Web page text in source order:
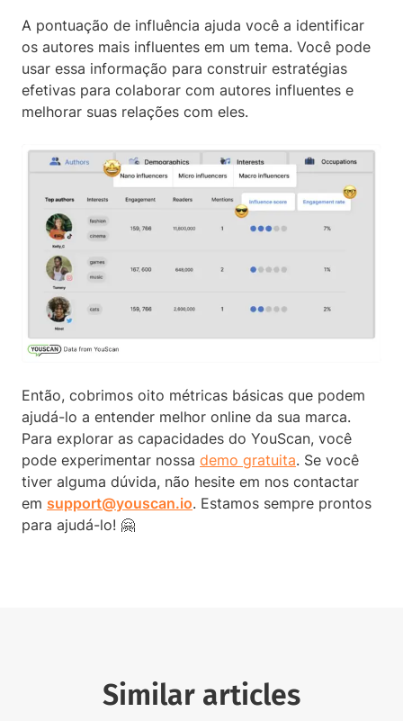
A pontuação de influência ajuda você a identificar
os autores mais influentes em um tema. Você pode
usar essa informação para construir estratégias
efetivas para colaborar com autores influentes e
melhorar suas relações com eles.
Então, cobrimos oito métricas básicas que podem
ajudá-lo a entender melhor online da sua marca.
Para explorar as capacidades do YouScan, você
pode experimentar nossa demo gratuita. Se você
tiver alguma dúvida, não hesite em nos contactar
em support@youscan.io. Estamos sempre prontos
para ajudá-lo! 🤗
Similar articles